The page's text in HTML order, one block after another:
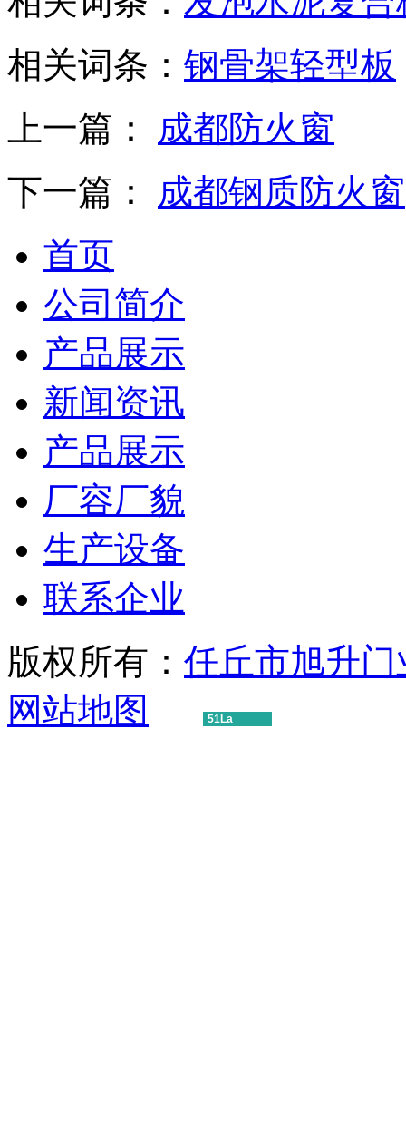
相关词条： 钢骨架轻型板
上一篇： 成都防火窗
下一篇： 成都钢质防火窗
首页
公司简介
产品展示
新闻资讯
产品展示
厂容厂貌
生产设备
联系企业
版权所有： 任丘市旭升
网站地图
51La